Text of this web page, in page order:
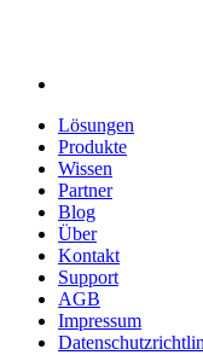
Lösungen
Produkte
Wissen
Partner
Blog
Über
Kontakt
Support
AGB
Impressum